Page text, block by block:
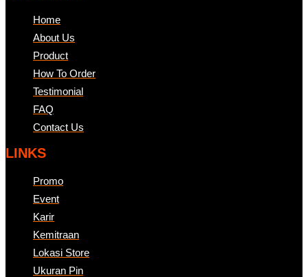
Home
About Us
Product
How To Order
Testimonial
FAQ
Contact Us
LINKS
Promo
Event
Karir
Kemitraan
Lokasi Store
Ukuran Pin